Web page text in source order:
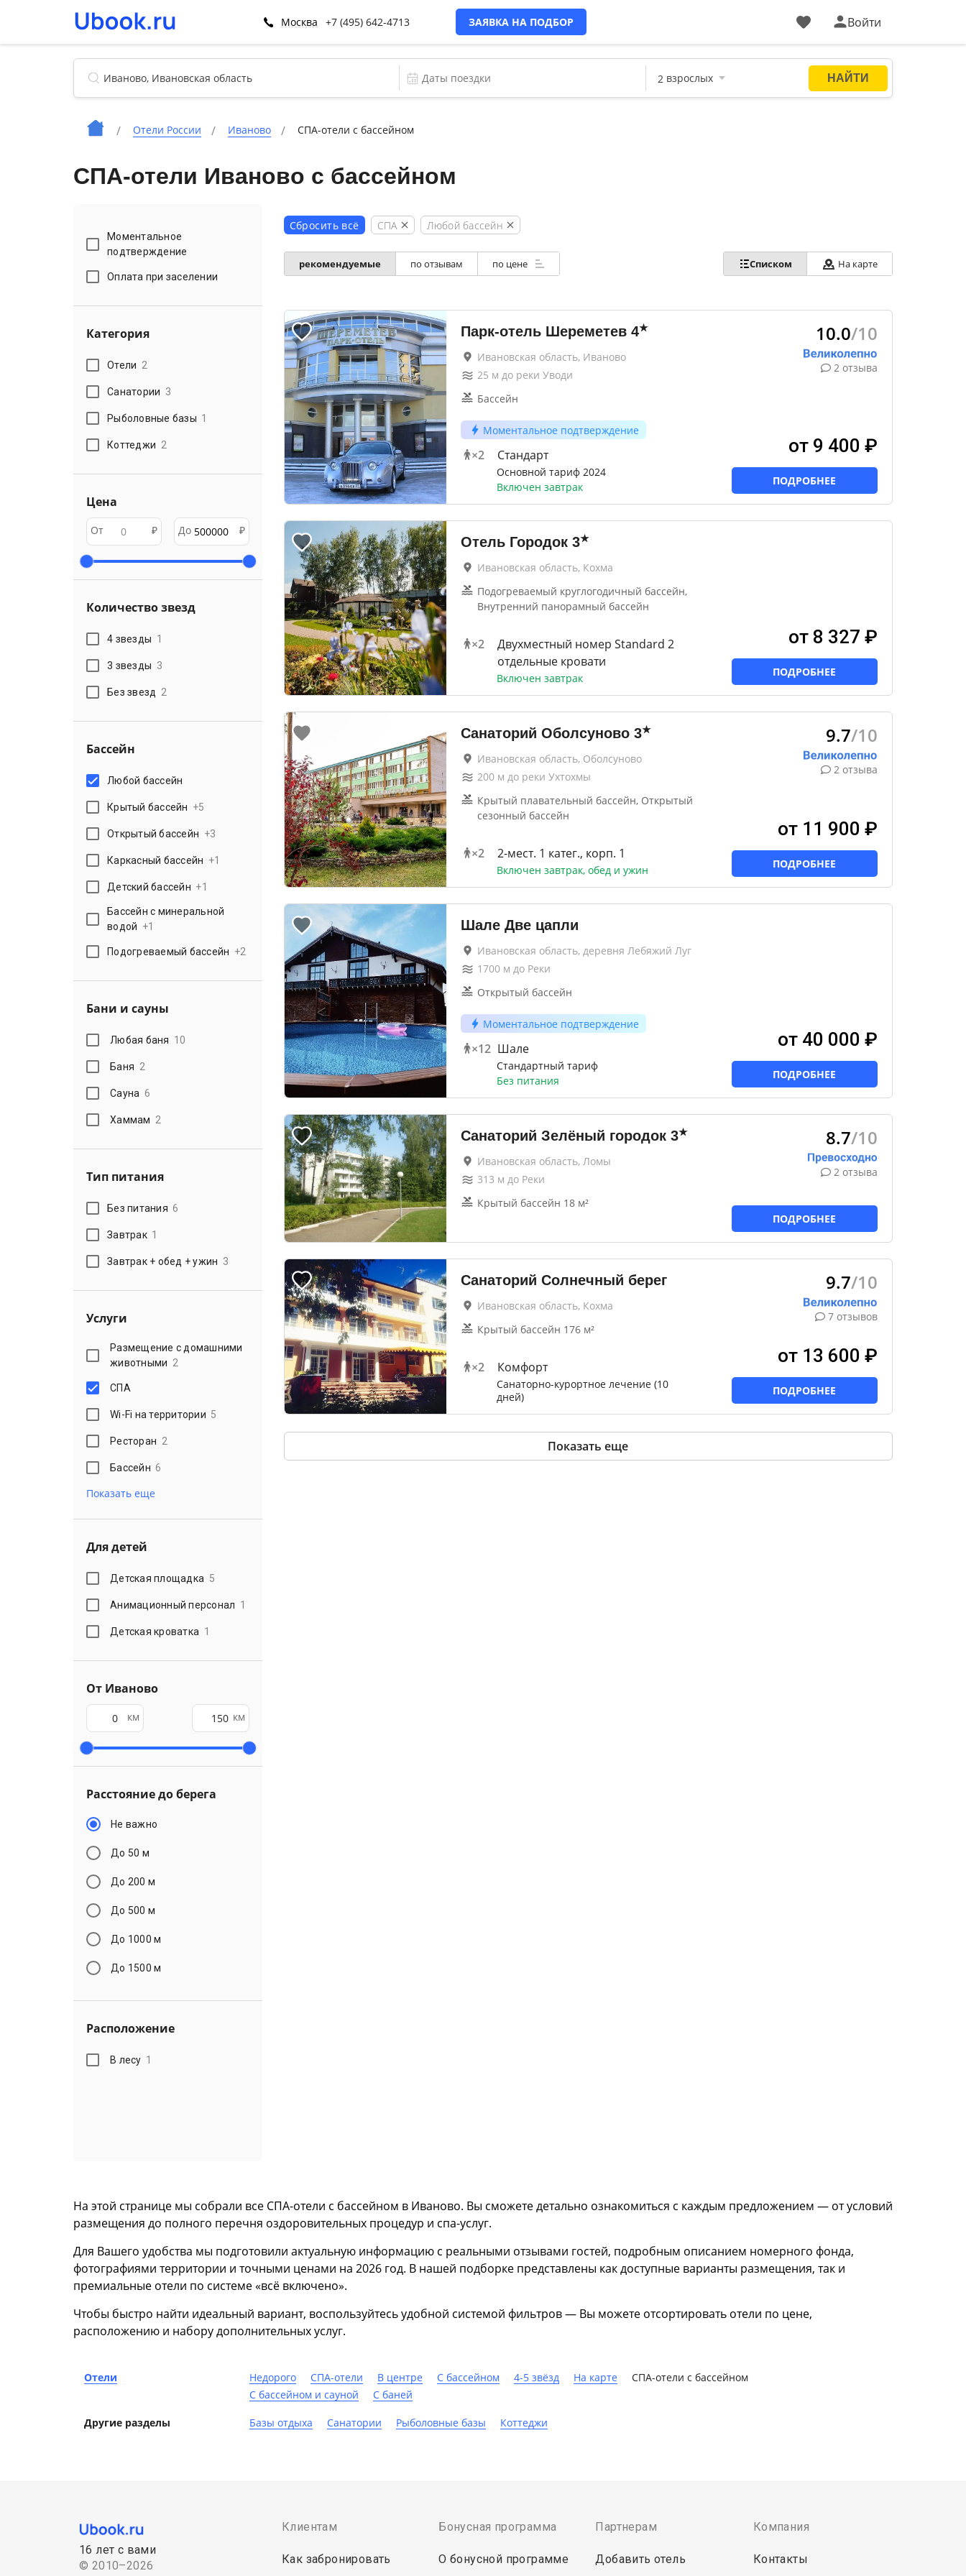
Москва +7 (495) 642-4713 ЗАЯВКА НА ПОДБОР Войти
Отели России Иваново СПА-отели с бассейном
СПА-отели Иваново с бассейном
Моментальное
подтверждение
Оплата при заселении
Категория
Отели 2
Санатории 3
Рыболовные базы 1
Коттеджи 2
Цена
От ₽ До ₽
Количество звезд
4 звезды 1
3 звезды 3
Без звезд 2
Бассейн
Любой бассейн
Крытый бассейн +5
Открытый бассейн +3
Каркасный бассейн +1
Детский бассейн +1
Бассейн с минеральной
водой +1
Подогреваемый бассейн +2
Бани и сауны
Любая баня 10
Баня 2
Сауна 6
Хаммам 2
Тип питания
Без питания 6
Завтрак 1
Завтрак + обед + ужин 3
Услуги
Размещение с домашними
животными 2
СПА
Wi-Fi на территории 5
Ресторан 2
Бассейн 6
Показать еще
Для детей
Детская площадка 5
Анимационный персонал 1
Детская кроватка 1
От Иваново
км км
Расстояние до берега
Не важно
До 50 м
До 200 м
До 500 м
До 1000 м
До 1500 м
Расположение
В лесу 1
Сбросить всё СПА Любой бассейн
рекомендуемые по отзывам по цене Списком На карте
Парк-отель Шереметев 4★
Ивановская область, Иваново
25 м до реки Уводи
Бассейн
Моментальное подтверждение
×2 Стандарт
Основной тариф 2024
Включен завтрак
10.0/10
2 отзыва
от 9 400 ₽
ПОДРОБНЕЕ
Отель Городок 3★
Ивановская область, Кохма
Подогреваемый круглогодичный бассейн,
Внутренний панорамный бассейн
×2
Двухместный номер Standard 2
отдельные кровати
Включен завтрак
от 8 327 ₽
ПОДРОБНЕЕ
Санаторий Оболсуново 3★
Ивановская область, Оболсуново
200м до реки Ухтохмы
Крытый плавательный бассейн, Открытый
сезонный бассейн
×2 2-мест. 1 катег., корп. 1
Включен завтрак, обед и ужин
9.7/10
2 отзыва
от 11 900 ₽
ПОДРОБНЕЕ
Шале Две цапли
Ивановская область, деревня Лебяжий Луг
1700м до Реки
Открытый бассейн
Моментальное подтверждение
×12 Шале
Стандартный тариф
Без питания
от 40 000 ₽
ПОДРОБНЕЕ
Санаторий Зелёный городок 3★
Ивановская область, Ломы
313 м до Реки
Крытый бассейн 18 м²
8.7/10
2 отзыва
ПОДРОБНЕЕ
Санаторий Солнечный берег
Ивановская область, Кохма
Крытый бассейн 176 м²
×2 Комфорт
Санаторно-курортное лечение (10
дней)
9.7/10
7 отзывов
от 13 600 ₽
ПОДРОБНЕЕ
Показать еще
На этой странице мы собрали все СПА-отели с бассейном в Иваново. Вы сможете детально ознакомиться с каждым предложением — от условий
размещения до полного перечня оздоровительных процедур и спа-услуг.
Для Вашего удобства мы подготовили актуальную информацию с реальными отзывами гостей, подробным описанием номерного фонда,
фотографиями территории и точными ценами на 2026 год. В нашей подборке представлены как доступные варианты размещения, так и
премиальные отели по системе «всё включено».
Чтобы быстро найти идеальный вариант, воспользуйтесь удобной системой фильтров — Вы можете отсортировать отели по цене,
расположению и набору дополнительных услуг.
Отели Недорого СПА-отели В центре C бассейном 4-5 звёзд На карте
СПА-отели с бассейном
С бассейном и сауной
С баней
Другие разделы Базы отдыха Санатории Рыболовные базы Коттеджи
16 лет с вами
© 2010–2026
Клиентам
Как забронировать
Бонусная программа
О бонусной программе
Партнерам
Добавить отель
Компания
Контакты